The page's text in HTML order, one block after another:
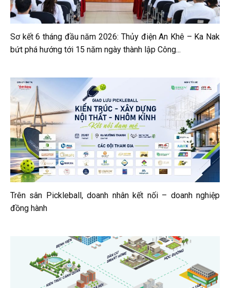
Sơ kết 6 tháng đầu năm 2026: Thủy điện An Khê – Ka Nak
bứt phá hướng tới 15 năm ngày thành lập Công...
Trên sân Pickleball, doanh nhân kết nối – doanh nghiệp
đồng hành